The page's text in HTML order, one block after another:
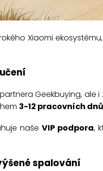
Xiaomi
Geekbuying, ale
3-12 pracovních dnů
našeVIP podpora,
spalování